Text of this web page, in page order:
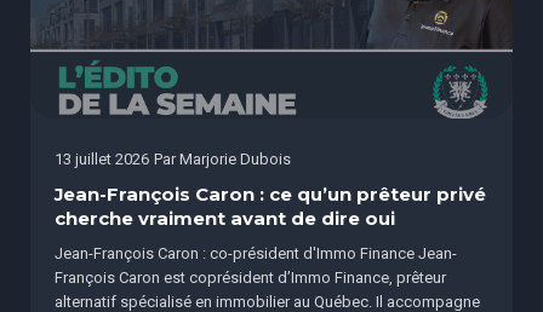
13 juillet 2026 Par Marjorie Dubois
Jean-François Caron : ce qu’un prêteur privé
cherche vraiment avant de dire oui
Jean-François Caron : co-président d'Immo Finance Jean-
François Caron est coprésident d’Immo Finance, prêteur
alternatif spécialisé en immobilier au Québec. Il accompagne